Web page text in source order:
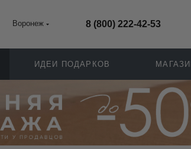
Воронеж 8 (800) 222-42-53
ИДЕИ ПОДАРКОВ